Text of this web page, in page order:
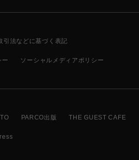
引法などに基づく表記
ー ソーシャルメディアポリシー
PARCO出版 THE GUEST CAFE